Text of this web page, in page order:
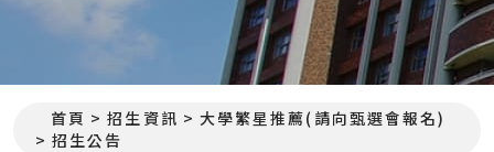
首頁 招生資訊
大學繁星推薦(請向甄選會報名)
招生公告